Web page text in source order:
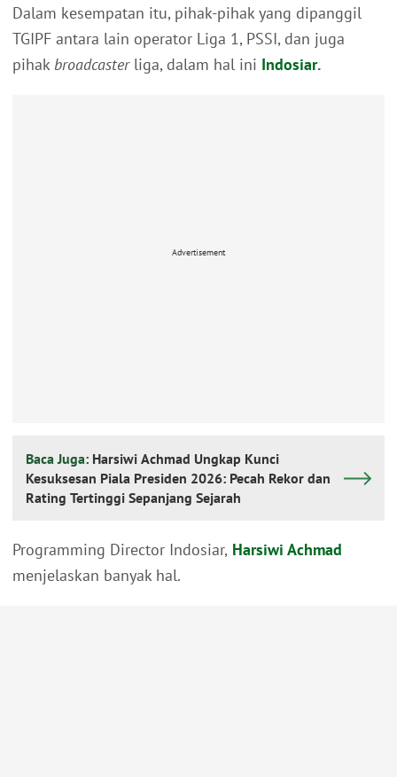
Dalam kesempatan itu, pihak-pihak yang dipanggil
TGIPF antara lain operator Liga 1, PSSI, dan juga
pihak broadcasterliga, dalam hal ini Indosiar.
Advertisement
Baca Juga: Harsiwi Achmad Ungkap Kunci
Kesuksesan Piala Presiden 2026: Pecah Rekor dan
Rating Tertinggi Sepanjang Sejarah
Programming Director Indosiar, Harsiwi Achmad
menjelaskan banyak hal.